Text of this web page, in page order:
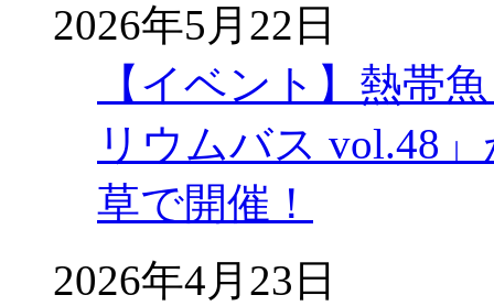
2026年5月22日
【イベント】熱帯
リウムバス vol.48
草で開催！
2026年4月23日